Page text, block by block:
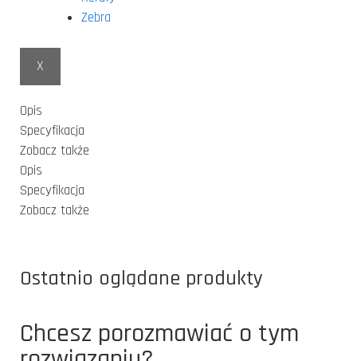
Zebra
X
Opis
Specyfikacja
Zobacz także
Opis
Specyfikacja
Zobacz także
Ostatnio oglądane produkty
Chcesz porozmawiać o tym